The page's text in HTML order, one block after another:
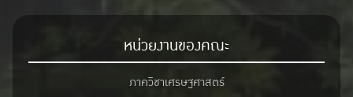
โดย ผศ.ดร.ภาสกร ธรรมโชติ ภาควิชาเศรษฐศาสตร์เกษตรและ
ทรัพยากร คณะเศรษฐศาสตร์ มหาวิทยาลัยเกษตรศาสตร์
“การบริหารจัดการแร่สำคัญของไทยอย่างยั่งยืน: มิติสิ่ง
แวดล้อมและความรับผิดชอบต่อสังคม”
หน่วยงานของคณะ
ภาควิชาเศรษฐศาสตร์